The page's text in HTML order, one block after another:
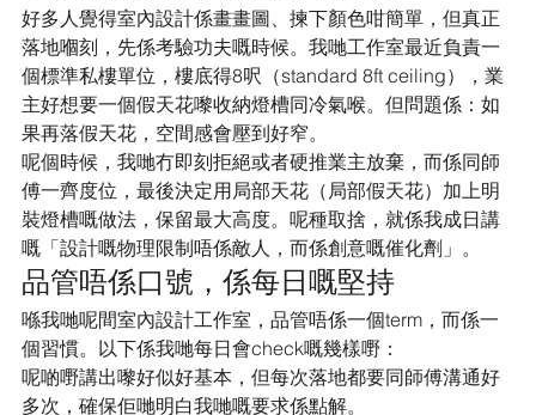
好多人覺得室內設計係畫畫圖、揀下顏色咁簡單，但真正
落地嗰刻，先係考驗功夫嘅時候。我哋工作室最近負責一
個標準私樓單位，樓底得8呎（standard 8ft ceiling），業
主好想要一個假天花嚟收納燈槽同冷氣喉。但問題係：如
果再落假天花，空間感會壓到好窄。
呢個時候，我哋冇即刻拒絕或者硬推業主放棄，而係同師
傅一齊度位，最後決定用局部天花（局部假天花）加上明
裝燈槽嘅做法，保留最大高度。呢種取捨，就係我成日講
嘅「設計嘅物理限制唔係敵人，而係創意嘅催化劑」。
品管唔係口號，係每日嘅堅持
喺我哋呢間室內設計工作室，品管唔係一個term，而係一
個習慣。以下係我哋每日會check嘅幾樣嘢：
呢啲嘢講出嚟好似好基本，但每次落地都要同師傅溝通好
多次，確保佢哋明白我哋嘅要求係點解。